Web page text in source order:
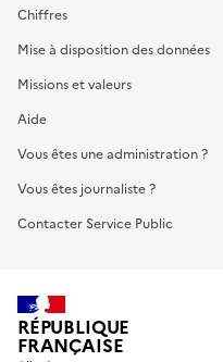
Chiffres
Mise à disposition des données
Missions et valeurs
Aide
Vous êtes une administration ?
Vous êtes journaliste ?
Contacter Service Public
RÉPUBLIQUE
FRANÇAISE